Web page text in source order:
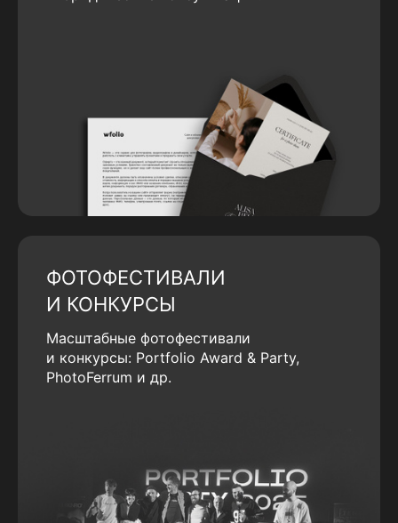
ФОТОФЕСТИВАЛИ
И КОНКУРСЫ
Масштабные фотофестивали
и конкурсы: Portfolio Award & Party,
PhotoFerrum и др.